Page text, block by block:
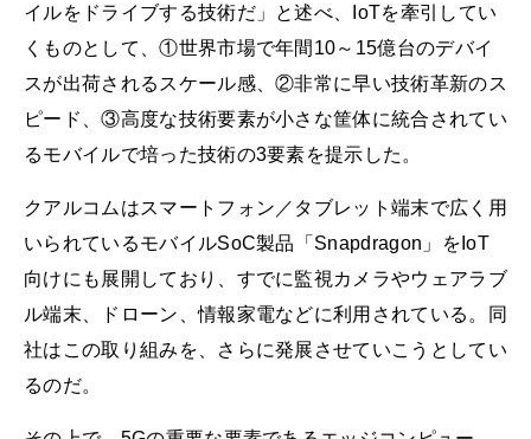
イルをドライブする技術だ」と述べ、IoTを牽引してい
くものとして、①世界市場で年間10～15億台のデバイ
スが出荷されるスケール感、②非常に早い技術革新のス
ピード、③高度な技術要素が小さな筐体に統合されてい
るモバイルで培った技術の3要素を提示した。
クアルコムはスマートフォン／タブレット端末で広く用
いられているモバイルSoC製品「Snapdragon」をIoT
向けにも展開しており、すでに監視カメラやウェアラブ
ル端末、ドローン、情報家電などに利用されている。同
社はこの取り組みを、さらに発展させていこうとしてい
るのだ。